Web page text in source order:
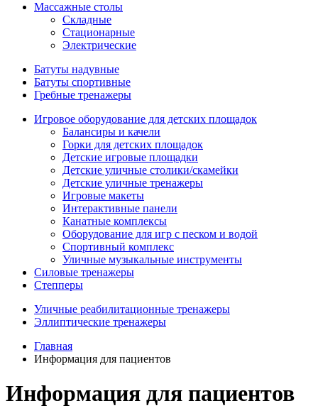
Массажные столы
Складные
Стационарные
Электрические
Батуты надувные
Батуты спортивные
Гребные тренажеры
Игровое оборудование для детских площадок
Балансиры и качели
Горки для детских площадок
Детские игровые площадки
Детские уличные столики/скамейки
Детские уличные тренажеры
Игровые макеты
Интерактивные панели
Канатные комплексы
Оборудование для игр с песком и водой
Спортивный комплекс
Уличные музыкальные инструменты
Силовые тренажеры
Степперы
Уличные реабилитационные тренажеры
Эллиптические тренажеры
Главная
Информация для пациентов
Информация для пациентов